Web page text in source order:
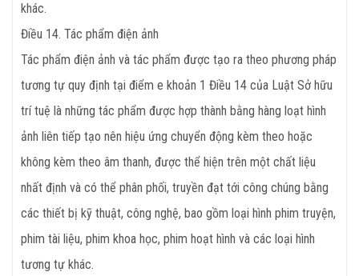
khác.
Điều 14. Tác phẩm điện ảnh
Tác phẩm điện ảnh và tác phẩm được tạo ra theo phương pháp
tương tự quy định tại điểm e khoản 1 Điều 14 của Luật Sở hữu
trí tuệ là những tác phẩm được hợp thành bằng hàng loạt hình
ảnh liên tiếp tạo nên hiệu ứng chuyển động kèm theo hoặc
không kèm theo âm thanh, được thể hiện trên một chất liệu
nhất định và có thể phân phối, truyền đạt tới công chúng bằng
các thiết bị kỹ thuật, công nghệ, bao gồm loại hình phim truyện,
phim tài liệu, phim khoa học, phim hoạt hình và các loại hình
tương tự khác.